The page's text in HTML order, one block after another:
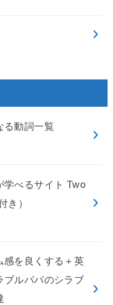
る動詞一覧
学べるサイト Two
き）
感を良くする＋英
ブルパパのシラブ